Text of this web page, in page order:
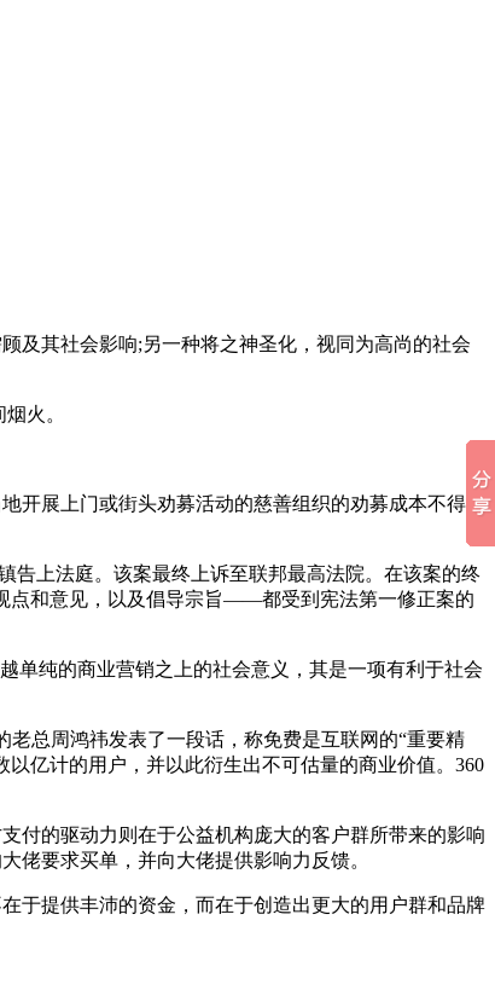
及其社会影响;另一种将之神圣化，视同为高尚的社会
火。
开展上门或街头劝募活动的慈善组织的劝募成本不得超
告上法庭。该案最终上诉至联邦最高法院。在该案的终
点和意见，以及倡导宗旨——都受到宪法第一修正案的
单纯的商业营销之上的社会意义，其是一项有利于社会
总周鸿祎发表了一段话，称免费是互联网的“重要精
亿计的用户，并以此衍生出不可估量的商业价值。360
付的驱动力则在于公益机构庞大的客户群所带来的影响
佬要求买单，并向大佬提供影响力反馈。
于提供丰沛的资金，而在于创造出更大的用户群和品牌